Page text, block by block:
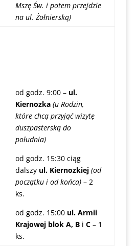
Mszę Św. i potem przejdzie
na ul. Żołnierską)
od godz. 9:00 – ul.
Kiernozka (u Rodzin,
które chcą przyjąć wizytę
duszpasterską do
południa)
od godz. 15:30 ciąg
dalszy ul. Kiernozkiej (od
początku i od końca)– 2
ks.
od godz. 15:00 ul. Armii
Krajowej blok A, B i C – 1
ks.